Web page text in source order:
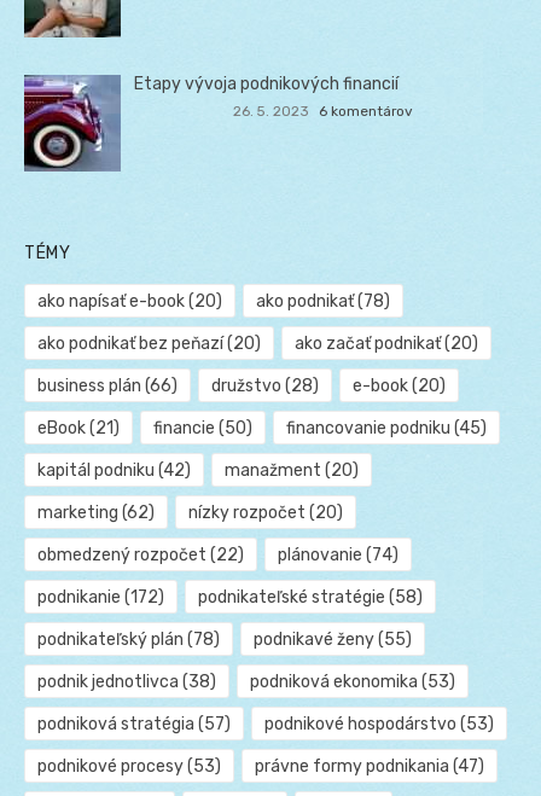
Etapy vývoja podnikových financií
26. 5. 2023 6 komentárov
TÉMY
ako napísať e-book(20) ako podnikať(78)
ako podnikať bez peňazí(20) ako začať podnikať(20)
business plán (66) družstvo (28) e-book(20)
eBook(21) financie (50) financovanie podniku (45)
kapitál podniku (42) manažment (20)
marketing (62) nízky rozpočet (20)
obmedzený rozpočet (22) plánovanie (74)
podnikanie (172) podnikateľské stratégie (58)
podnikateľský plán (78) podnikavé ženy(55)
podnik jednotlivca (38) podniková ekonomika (53)
podniková stratégia (57) podnikové hospodárstvo (53)
podnikové procesy(53) právne formy podnikania (47)